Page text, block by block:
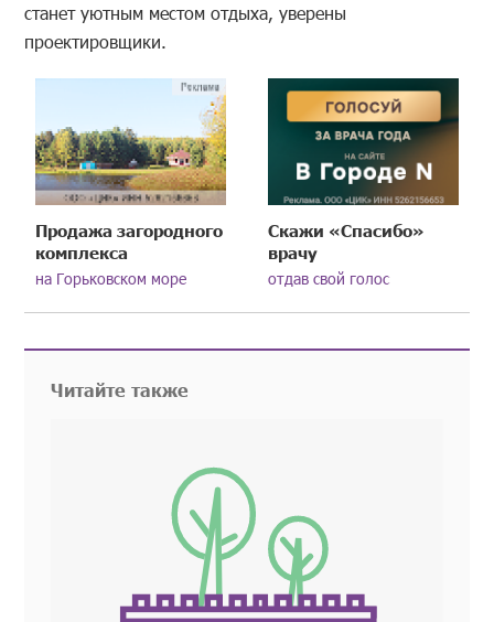
станет уютным местом отдыха, уверены
проектировщики.
Продажа загородного
комплекса
на Горьковском море
Скажи «Спасибо»
врачу
отдав свой голос
Читайте также